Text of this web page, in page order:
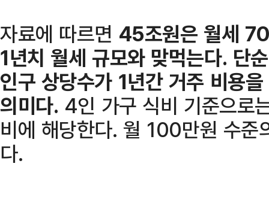
자료에 따르면 45조원은 월세
1년치 월세 규모와 맞먹는다. 단
인구 상당수가 1년간 거주 비용
의미다. 4인 가구 식비 기준으로
비에 해당한다. 월 100만원 수준
다.